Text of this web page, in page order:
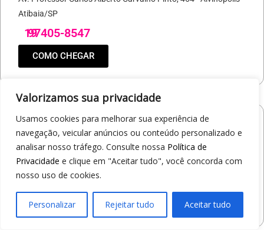
Valorizamos sua privacidade
Usamos cookies para melhorar sua experiência de
navegação, veicular anúncios ou conteúdo personalizado e
analisar nosso tráfego. Consulte nossa Política de
Privacidade e clique em "Aceitar tudo", você concorda com
nosso uso de cookies.
Personalizar Rejeitar tudo Aceitar tudo
Atibaia/SP
19
97405-8547
COMO CHEGAR
Loja 1A99 – Shopping Praça Nova
Av. Carlos Pereira da Silva, 6000 - Jardim Guanabara
19
97414-5412